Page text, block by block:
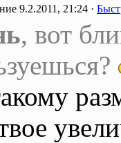
9.2.2011, 21:24 ·
, вот